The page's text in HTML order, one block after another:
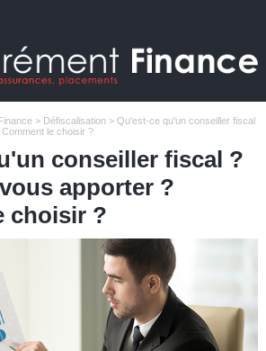
> Défiscalisation> Qu'est-ce qu'un conseiller fiscal
le choisir ?
conseiller fiscal ?
apporter ?
choisir ?